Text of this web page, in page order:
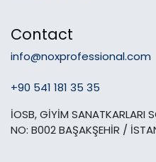
Contact
info@noxprofessional.com
+90 541 181 35 35
İOSB, GİYİM SANATKARLARI
NO: B002 BAŞAKŞEHİR /